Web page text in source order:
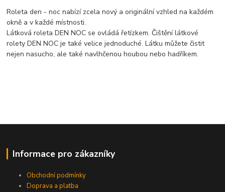
Roleta den - noc nabízí zcela nový a originální vzhled na každém
okně a v každé místnosti.
Látková roleta DEN NOC se ovládá řetízkem. Čištění látkové
rolety DEN NOC je také velice jednoduché. Látku můžete čistit
nejen nasucho, ale také navlhčenou houbou nebo hadříkem.
Informace pro zákazníky
Obchodní podmínky
Doprava a platba